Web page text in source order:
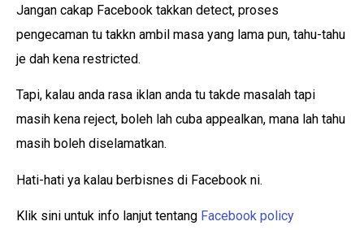
Jangan cakap Facebook takkan detect, proses
pengecaman tu takkn ambil masa yang lama pun, tahu-tahu
je dah kena restricted.
Tapi, kalau anda rasa iklan anda tu takde masalah tapi
masih kena reject, boleh lah cuba appealkan, mana lah tahu
masih boleh diselamatkan.
Hati-hati ya kalau berbisnes di Facebook ni.
Klik sini untuk info lanjut tentang Facebook policy